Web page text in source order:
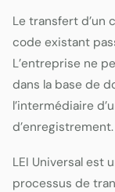
Le transfert d’un
code existant
L’entreprise ne
dans la base de
l’intermédiaire
d’enregistrement.
LEI Universal est
processus de